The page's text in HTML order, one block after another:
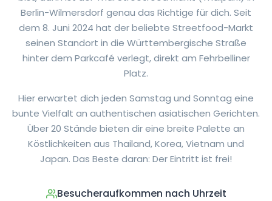
Berlin-Wilmersdorf genau das Richtige für dich. Seit
dem 8. Juni 2024 hat der beliebte Streetfood-Markt
seinen Standort in die Württembergische Straße
hinter dem Parkcafé verlegt, direkt am Fehrbelliner
Platz.
Hier erwartet dich jeden Samstag und Sonntag eine
bunte Vielfalt an authentischen asiatischen Gerichten.
Über 20 Stände bieten dir eine breite Palette an
Köstlichkeiten aus Thailand, Korea, Vietnam und
Japan. Das Beste daran: Der Eintritt ist frei!
Besucheraufkommen nach Uhrzeit